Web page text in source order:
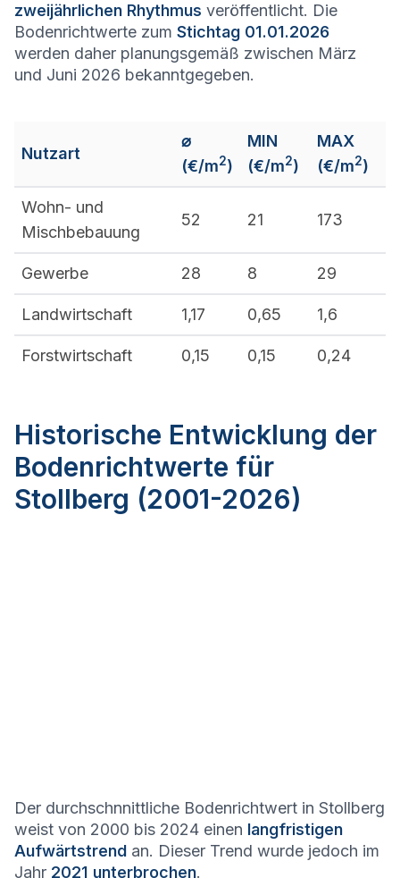
zweijährlichen Rhythmus veröffentlicht. Die
Bodenrichtwerte zum Stichtag 01.01.2026
werden daher planungsgemäß zwischen März
und Juni 2026 bekanntgegeben.
Nutzart
⌀
(€/m2)
MIN
(€/m2)
MAX
(€/m2)
Wohn- und
Mischbebauung
52 21 173
Gewerbe 28 8 29
Landwirtschaft 1,17 0,65 1,6
Forstwirtschaft 0,15 0,15 0,24
Historische Entwicklung der
Bodenrichtwerte für
Stollberg (2001-2026)
Der durchschnnittliche Bodenrichtwert in Stollberg
weist von 2000 bis 2024 einen langfristigen
Aufwärtstrend an. Dieser Trend wurde jedoch im
Jahr 2021 unterbrochen.